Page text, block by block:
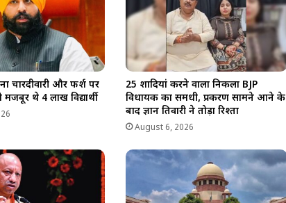
चारदीवारी और फर्श पर
थे 4 लाख विद्यार्थी
25 शादियां करने वाला निकला BJP
विधायक का समधी, प्रकरण सामने आने के
बाद ज्ञान तिवारी ने तोड़ा रिश्ता
August 6, 2026